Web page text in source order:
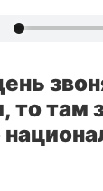
то там